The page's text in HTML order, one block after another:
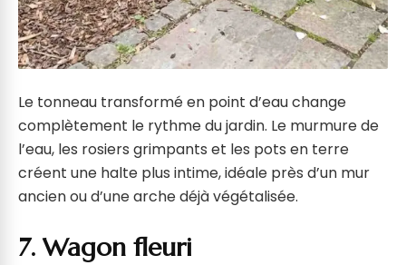
Le tonneau transformé en point d’eau change
complètement le rythme du jardin. Le murmure de
l’eau, les rosiers grimpants et les pots en terre
créent une halte plus intime, idéale près d’un mur
ancien ou d’une arche déjà végétalisée.
7. Wagon fleuri